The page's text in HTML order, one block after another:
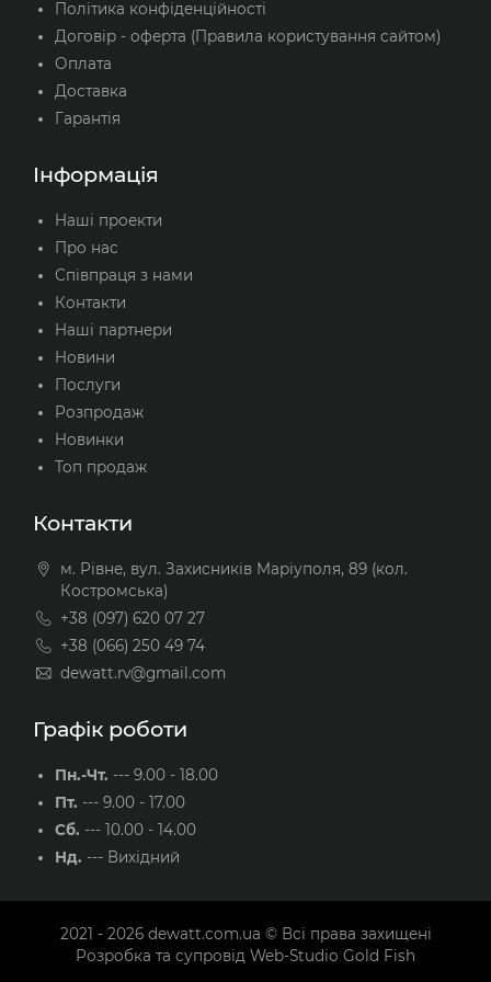
Політика конфіденційності
Договір - оферта (Правила користування сайтом)
Оплата
Доставка
Гарантія
Інформація
Наші проекти
Про нас
Співпраця з нами
Контакти
Наші партнери
Новини
Послуги
Розпродаж
Новинки
Топ продаж
Контакти
м. Рівне, вул. Захисників Маріуполя, 89 (кол.
Костромська)
+38 (097) 620 07 27
+38 (066) 250 49 74
dewatt.rv@gmail.com
Графік роботи
Пн.-Чт. --- 9.00 - 18.00
Пт. --- 9.00 - 17.00
Сб. --- 10.00 - 14.00
Нд. --- Вихідний
2021 - 2026 dewatt.com.ua © Всі права захищені
Розробка та супровід Web-Studio Gold Fish